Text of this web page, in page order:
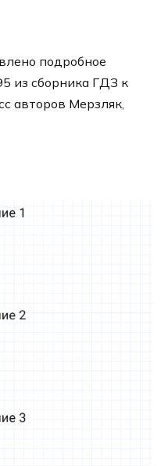
подробное
из сборника ГДЗ к
авторов Мерзляк,